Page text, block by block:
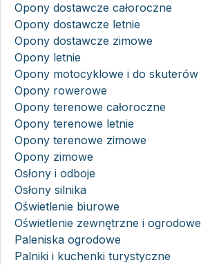
Opony dostawcze całoroczne
Opony dostawcze letnie
Opony dostawcze zimowe
Opony letnie
Opony motocyklowe i do skuterów
Opony rowerowe
Opony terenowe całoroczne
Opony terenowe letnie
Opony terenowe zimowe
Opony zimowe
Osłony i odboje
Osłony silnika
Oświetlenie biurowe
Oświetlenie zewnętrzne i ogrodowe
Paleniska ogrodowe
Palniki i kuchenki turystyczne